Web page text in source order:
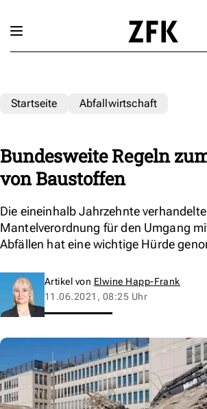
Startseite Abfallwirtschaft
Bundesweite Regeln
von Baustoffen
Die eineinhalb Jahrzehnte verhandelte
Mantelverordnung für den Umgang
Abfällen hat eine wichtige Hürde
Artikel von Elwine Happ-Frank
11.06.2021, 08:25 Uhr